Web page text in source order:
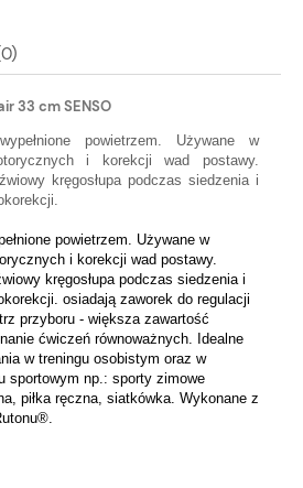
33 cm SENSO
powietrzem. Używane w
i korekcji wad postawy.
kręgosłupa podczas siedzenia i
powietrzem. Używane w
i korekcji wad postawy.
kręgosłupa podczas siedzenia i
osiadają zaworek do regulacji
przyboru - większa zawartość
ćwiczeń równoważnych. Idealne
w treningu osobistym oraz w
sportowym np.: sporty zimowe
piłka ręczna, siatkówka. Wykonane z
®.